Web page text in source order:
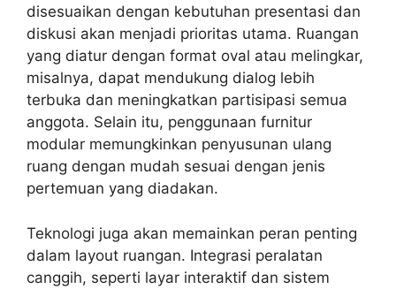
disesuaikan dengan kebutuhan presentasi dan
diskusi akan menjadi prioritas utama. Ruangan
yang diatur dengan format oval atau melingkar,
misalnya, dapat mendukung dialog lebih
terbuka dan meningkatkan partisipasi semua
anggota. Selain itu, penggunaan furnitur
modular memungkinkan penyusunan ulang
ruang dengan mudah sesuai dengan jenis
pertemuan yang diadakan.
Teknologi juga akan memainkan peran penting
dalam layout ruangan. Integrasi peralatan
canggih, seperti layar interaktif dan sistem